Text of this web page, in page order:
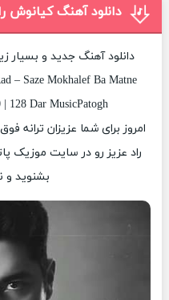
دانلود آهنگ کیانوش
دانلود آهنگ جدید و بسیار
– Saze Mokhalef Ba Matne
128 Dar MusicPatogh
امروز برای شما عزیزان ترانه
راد عزیز رو در سایت موزیک
بشنوید و